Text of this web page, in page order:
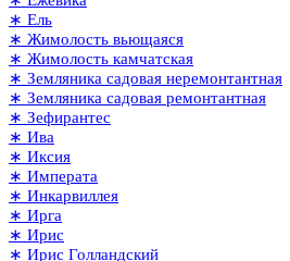
∗ Ель
∗ Жимолость вьющаяся
∗ Жимолость камчатская
∗ Земляника садовая неремонтантная
∗ Земляника садовая ремонтантная
∗ Зефирантес
∗ Ива
∗ Иксия
∗ Императа
∗ Инкарвиллея
∗ Ирга
∗ Ирис
∗ Ирис Голландский